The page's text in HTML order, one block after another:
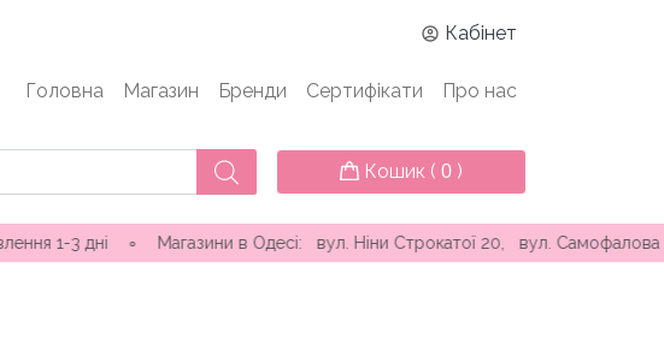
Кабінет
Головна Магазин Бренди Сертифікати Про нас
Кошик ( 0 )
∘ Магазини в Одесі: вул. Ніни Строкатої 20, вул. Самофалова (